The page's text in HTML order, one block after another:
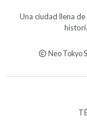
Una ciudad llena
Neo Tokyo